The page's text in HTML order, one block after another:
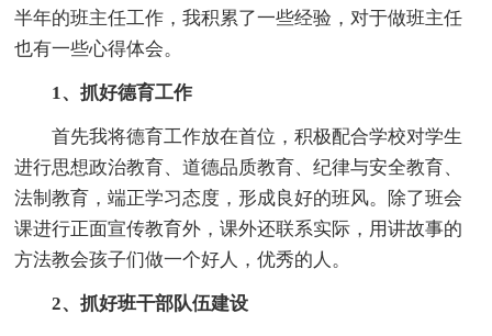
半年的班主任工作，我积累了一些经验，对于做班主任
也有一些心得体会。
1、抓好德育工作
首先我将德育工作放在首位，积极配合学校对学生
进行思想政治教育、道德品质教育、纪律与安全教育、
法制教育，端正学习态度，形成良好的班风。除了班会
课进行正面宣传教育外，课外还联系实际，用讲故事的
方法教会孩子们做一个好人，优秀的人。
2、抓好班干部队伍建设